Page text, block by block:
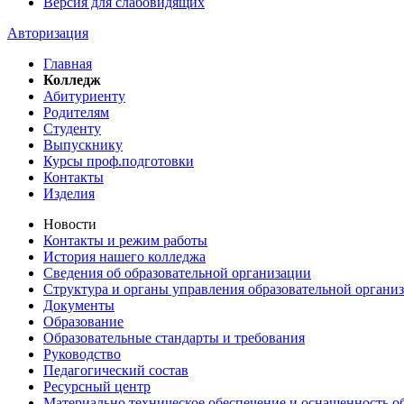
Авторизация
Главная
Колледж
Абитуриенту
Родителям
Студенту
Выпускнику
Курсы проф.подготовки
Контакты
Изделия
Новости
Контакты и режим работы
История нашего колледжа
Сведения об образовательной организации
Структура и органы управления образовательной
Документы
Образование
Образовательные стандарты и требования
Руководство
Педагогический состав
Ресурсный центр